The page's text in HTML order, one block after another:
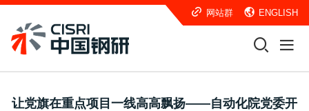
网站群 ENGLISH
让党旗在重点项目一线高高飘扬——自动化院党委开